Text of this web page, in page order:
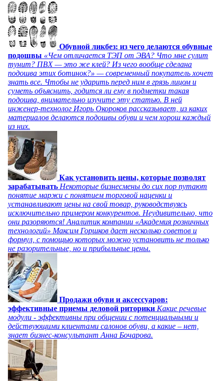
Обувной ликбез: из чего делаются обувные
подошвы «Чем отличается ТЭП от ЭВА? Что мне сулит
тунит? ПВХ — это же клей? Из чего вообще сделана
подошва этих ботинок?» — современный покупатель хочет
знать все. Чтобы не ударить перед ним в грязь лицом и
суметь объяснить, годится ли ему в подметки такая
подошва, внимательно изучите эту статью. В ней
инженер-технолог Игорь Окороков рассказывает, из каких
материалов делаются подошвы обуви и чем хорош каждый
из них.
Как установить цены, которые позволят
зарабатывать Некоторые бизнесмены до сих пор путают
понятие маржи с понятием торговой наценки и
устанавливают цены на свой товар, руководствуясь
исключительно примером конкурентов. Неудивительно, что
они разоряются! Аналитик компании «Академия розничных
технологий» Максим Горшков дает несколько советов и
формул, с помощью которых можно установить не только
не разорительные, но и прибыльные цены.
Продажи обуви и аксессуаров:
эффективные приемы деловой риторики Какие речевые
модули - эффективны при общении с потенциальными и
действующими клиентами салонов обуви, а какие – нет,
знает бизнес-консультант Анна Бочарова.